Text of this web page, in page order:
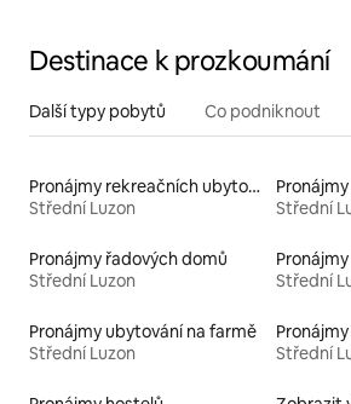
Destinace k prozkoumání
Další typy pobytů Co podniknout
Pronájmy rekreačních ubytování
Střední Luzon
Střední
Pronájmy řadových domů
Střední Luzon
Střední
Pronájmy ubytování na farmě
Střední Luzon
Střední